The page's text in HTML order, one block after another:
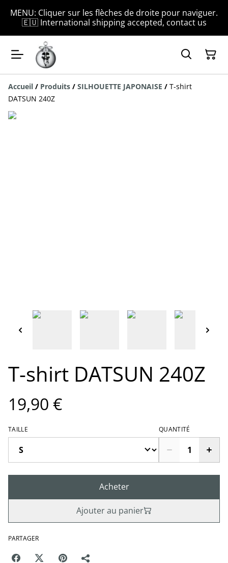
MENU: Cliquer sur les flèches de droite pour naviguer.
🇪🇺 International shipping accepted, contact us
Accueil / Produits / SILHOUETTE JAPONAISE / T-shirt
DATSUN 240Z
T-shirt DATSUN 240Z
19,90 €
TAILLE QUANTITÉ
Acheter
Ajouter au panier
PARTAGER